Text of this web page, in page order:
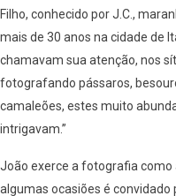
Filho, conhecido por J.C.,
mais de 30 anos na cidade de
chamavam sua atenção, nos
fotografando pássaros,
camaleões, estes muito
intrigavam.”
João exerce a fotografia
algumas ocasiões é